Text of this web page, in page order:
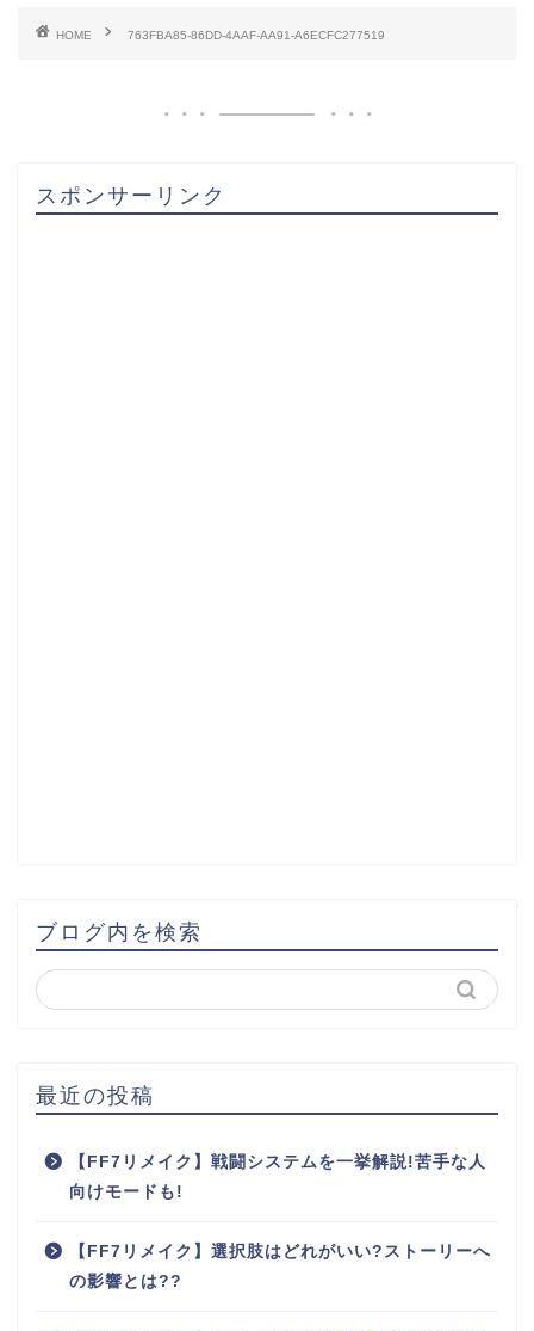
HOME 763FBA85-86DD-4AAF-AA91-A6ECFC277519
スポンサーリンク
ブログ内を検索
最近の投稿
【FF7リメイク】戦闘システムを一挙解説!苦手な人
向けモードも!
【FF7リメイク】選択肢はどれがいい?ストーリーへ
の影響とは??